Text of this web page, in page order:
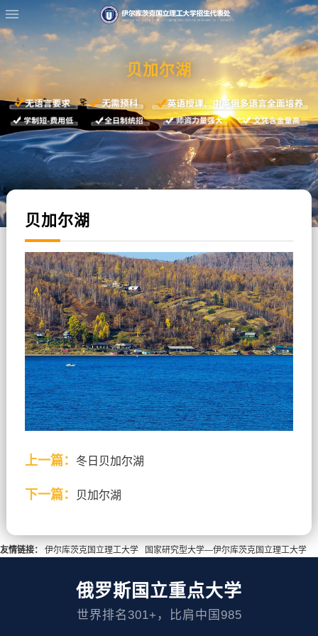
贝加尔湖
贝加尔湖
上一篇： 冬日贝加尔湖
下一篇： 贝加尔湖
友情链接： 伊尔库茨克国立理工大学 国家研究型大学—伊尔库茨克国立理工大学
俄罗斯国立重点大学
世界排名301+，比肩中国985